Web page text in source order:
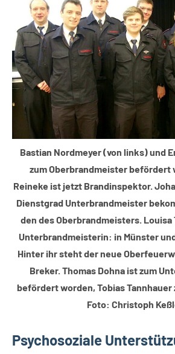
Bastian Nordmeyer (von links) und
zum Oberbrandmeister befördert
Reineke ist jetzt Brandinspektor.
Dienstgrad Unterbrandmeister
den des Oberbrandmeisters.
Unterbrandmeisterin: in Münster
Hinter ihr steht der neue
Breker. Thomas Dohna ist zum
befördert worden, Tobias Tannhauer
Foto: Christoph
Psychosoziale